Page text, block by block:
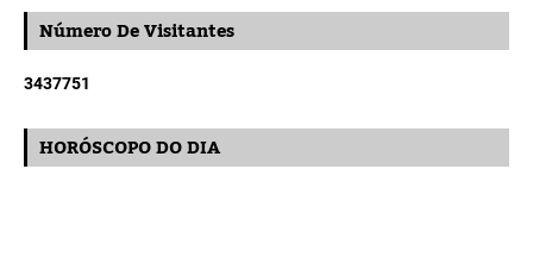
Número De Visitantes
3437751
HORÓSCOPO DO DIA